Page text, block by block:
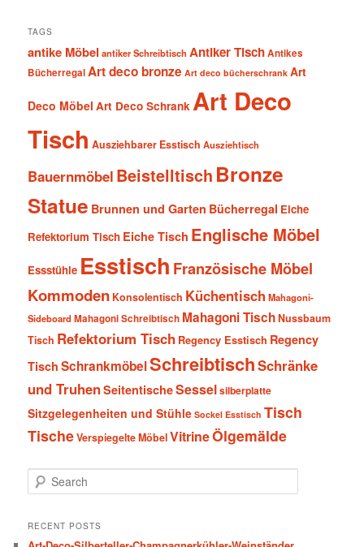
TAGS
antike Möbel antiker Schreibtisch Antiker TischAntikes
BücherregalArt deco bronze Art deco bücherschrank Art
Deco Möbel Art Deco Schrank Art Deco
Tisch Ausziehbarer Esstisch Ausziehtisch
Bauernmöbel Beistelltisch Bronze
Statue Brunnen und Garten Bücherregal Eiche
Refektorium Tisch Eiche Tisch Englische Möbel
Essstühle Esstisch Französische Möbel
Kommoden Konsolentisch Küchentisch Mahagoni-
SideboardMahagoni Schreibtisch Mahagoni TischNussbaum
Tisch Refektorium Tisch Regency Esstisch Regency
Tisch SchrankmöbelSchreibtischSchränke
und TruhenSeitentischeSesselsilberplatte
Sitzgelegenheiten und Stühle Sockel Esstisch Tisch
TischeVerspiegelte MöbelVitrineÖlgemälde
e
rRECENT POSTS